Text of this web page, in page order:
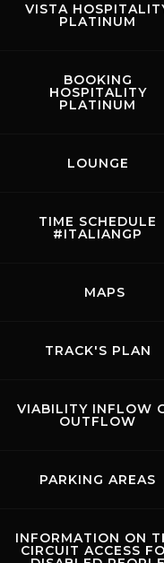
VISTA
PLATINUM
BOOKING
HOSPITALITY
PLATINUM
LOUNGE
TIME SCHEDULE
#ITALIANGP
MAPS
TRACK'S PLAN
VIABILITY INFLOW
OUTFLOW
PARKING AREAS
INFORMATION ON
CIRCUIT ACCESS
tecnologica
Cerchiamo
nostra
aggiornando e
caratteristiche, e
nuove tecnologie.
Tutto questo per
ottimale di
tecnologici. Se si
proprietario del